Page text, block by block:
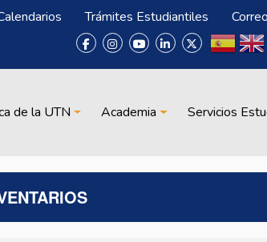
Trámites Estudiantiles
de la UTN Academia Servicios